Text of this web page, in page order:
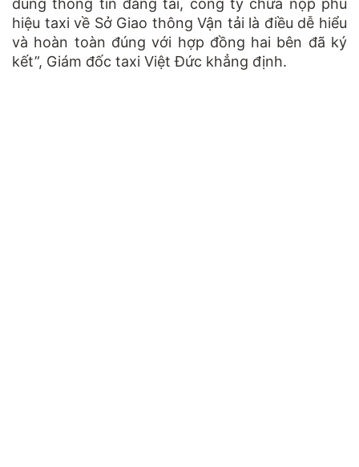
dung thông tin đăng tải, công ty chưa nộp phù
hiệu taxi về Sở Giao thông Vận tải là điều dễ hiểu
và hoàn toàn đúng với hợp đồng hai bên đã ký
kết”, Giám đốc taxi Việt Đức khẳng định.